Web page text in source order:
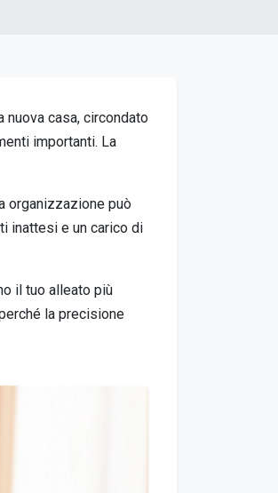
casa, circondato
importanti. La
organizzazione può
inattesi e un carico di
il tuo alleato più
la precisione